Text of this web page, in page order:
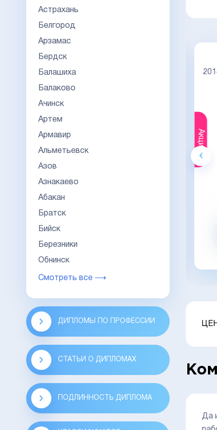
Астрахань
Белгород
Арзамас
Бердск
Балашиха
Балаково
Ачинск
Артем
Армавир
Альметьевск
Азов
Азнакаево
Абакан
Братск
Бийск
Березники
Обнинск
Смотреть все ⟶
ДИПЛОМЫ ПО ПРОФЕССИИ
СТАТЬИ О ДИПЛОМАХ
ПОДЛИННОСТЬ ДИПЛОМА
Акция
Диплом специалиста 2014-2026
НОВОГО ОБРАЗЦА
23000
Акция
Да